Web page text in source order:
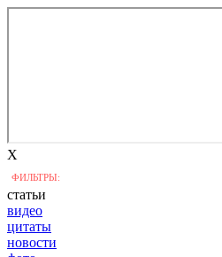
X
ФИЛЬТРЫ:
статьи
видео
цитаты
новости